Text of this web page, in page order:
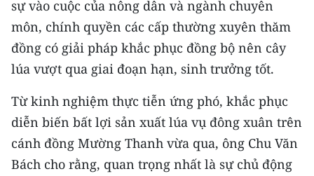
sự vào cuộc của nông dân và ngành chuyên
môn, chính quyền các cấp thường xuyên thăm
đồng có giải pháp khắc phục đồng bộ nên cây
lúa vượt qua giai đoạn hạn, sinh trưởng tốt.
Từ kinh nghiệm thực tiễn ứng phó, khắc phục
diễn biến bất lợi sản xuất lúa vụ đông xuân trên
cánh đồng Mường Thanh vừa qua, ông Chu Văn
Bách cho rằng, quan trọng nhất là sự chủ động